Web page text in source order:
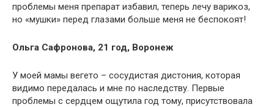
проблемы меня препарат избавил, теперь лечу варикоз,
но «мушки» перед глазами больше меня не беспокоят!
Ольга Сафронова, 21 год, Воронеж
У моей мамы вегето – сосудистая дистония, которая
видимо передалась и мне по наследству. Первые
проблемы с сердцем ощутила год тому, присутствовала